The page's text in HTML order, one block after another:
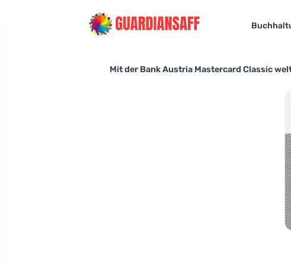
Mit der Bank Austria Mastercard Classic